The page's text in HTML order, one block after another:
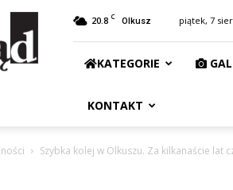
20.8 C Olkusz piątek, 7
KATEGORIE
KONTAKT
Szybka kolej w Olkuszu. Za kilkanaście lat